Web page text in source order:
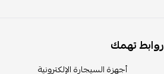
روابط تهمك
أجهزة السيجارة الإلكترونية